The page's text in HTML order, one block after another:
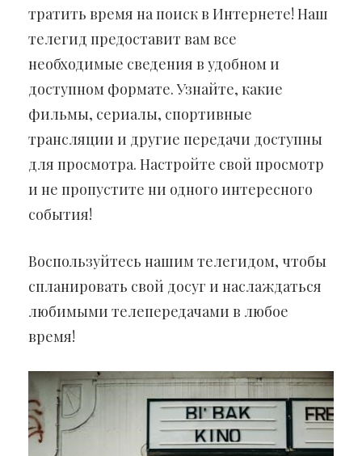
тратить время на поиск в Интернете! Наш
телегид предоставит вам все
необходимые сведения в удобном и
доступном формате. Узнайте, какие
фильмы, сериалы, спортивные
трансляции и другие передачи доступны
для просмотра. Настройте свой просмотр
и не пропустите ни одного интересного
события!
Воспользуйтесь нашим телегидом, чтобы
спланировать свой досуг и наслаждаться
любимыми телепередачами в любое
время!